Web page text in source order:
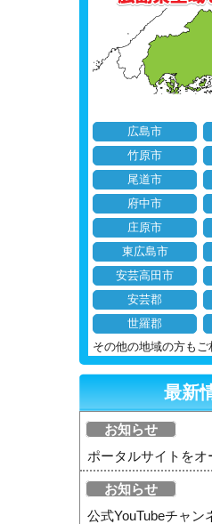
広島市
竹原市
尾道市
府中市
庄原市
東広島市
安芸高田市
安芸郡
世羅郡
その他の地域の方もご
最新
お知らせ
ポータルサイトをオ
お知らせ
公式YouTubeチャン